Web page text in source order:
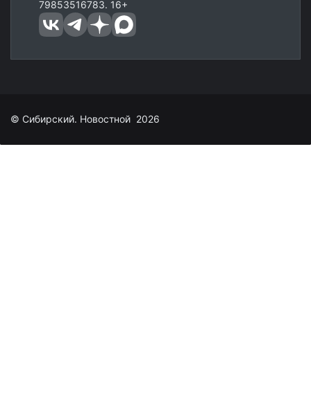
79853516783. 16+
© Сибирский. Новостной 2026